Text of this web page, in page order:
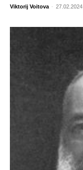
Viktorij Voitova - 27.02.2024